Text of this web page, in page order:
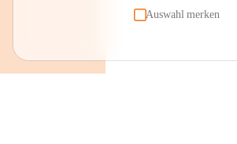
Auswahl merken